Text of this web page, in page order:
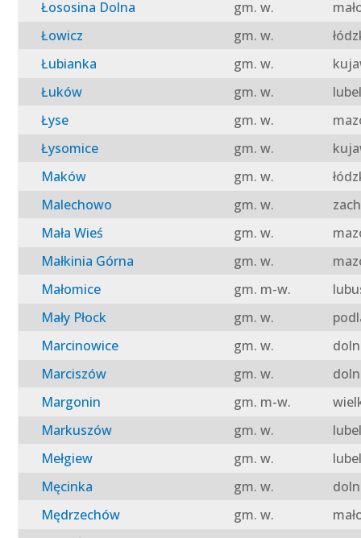
Łososina Dolna
gm. w.
Łowicz
gm. w.
Łubianka
gm. w.
Łuków
gm. w.
Łyse
gm. w.
Łysomice
gm. w.
Maków
gm. w.
Malechowo
gm. w.
Mała Wieś
gm. w.
Małkinia Górna
gm. w.
Małomice
gm. m-w.
Mały Płock
gm. w.
Marcinowice
gm. w.
Marciszów
gm. w.
Margonin
gm. m-w.
Markuszów
gm. w.
Mełgiew
gm. w.
Męcinka
gm. w.
Mędrzechów
gm. w.